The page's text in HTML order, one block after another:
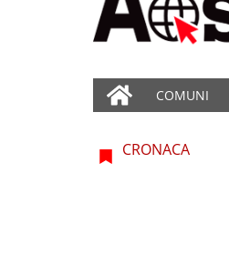
COMUNI
CRONACA